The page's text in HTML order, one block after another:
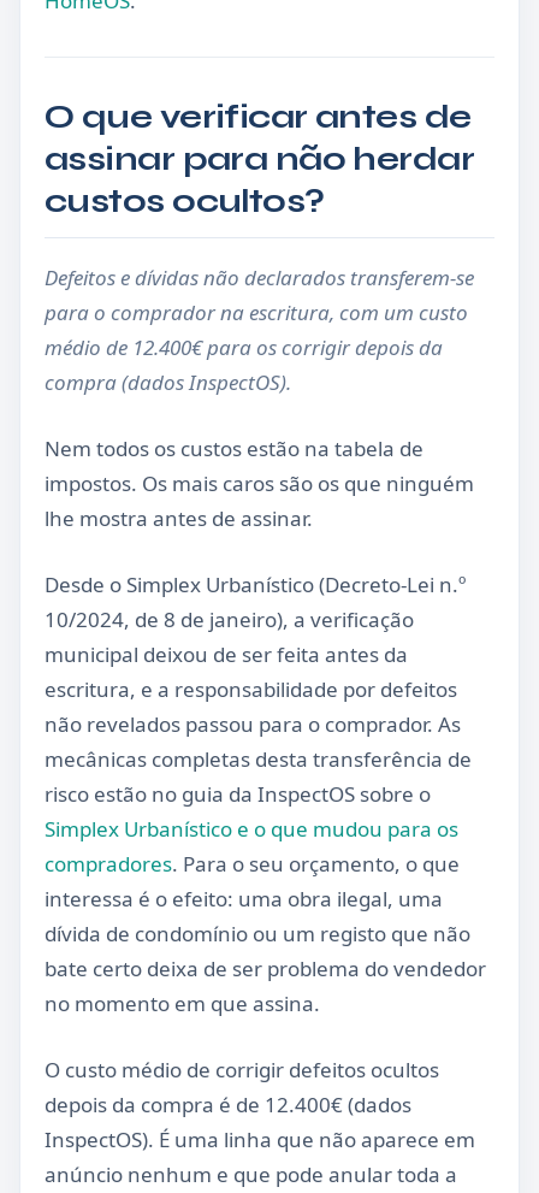
O que verificar antes de
assinar para não herdar
custos ocultos?
Defeitos e dívidas não declarados transferem-se
para o comprador na escritura, com um custo
médio de 12.400€ para os corrigir depois da
compra (dados InspectOS).
Nem todos os custos estão na tabela de
impostos. Os mais caros são os que ninguém
lhe mostra antes de assinar.
Desde o Simplex Urbanístico (Decreto-Lei n.º
10/2024, de 8 de janeiro), a verificação
municipal deixou de ser feita antes da
escritura, e a responsabilidade por defeitos
não revelados passou para o comprador. As
mecânicas completas desta transferência de
risco estão no guia da InspectOS sobre o
Simplex Urbanístico e o que mudou para os
compradores. Para o seu orçamento, o que
interessa é o efeito: uma obra ilegal, uma
dívida de condomínio ou um registo que não
bate certo deixa de ser problema do vendedor
no momento em que assina.
O custo médio de corrigir defeitos ocultos
depois da compra é de 12.400€ (dados
InspectOS). É uma linha que não aparece em
anúncio nenhum e que pode anular toda a